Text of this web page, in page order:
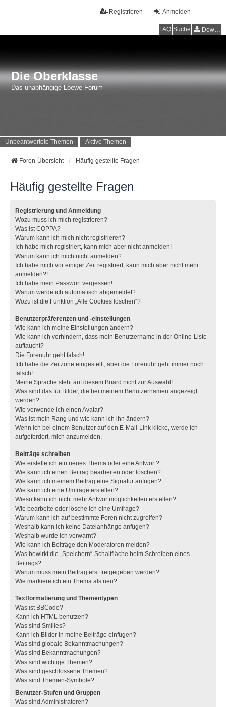
Anmelden
Registrieren
FAQ Suche Downloads
Die Oberklasse
Das unabhängige Loewe Forum
Unbeantwortete Themen Aktive Themen
Foren-Übersicht Häufig gestellte Fragen
Häufig gestellte Fragen
Registrierung und Anmeldung
Wozu muss ich mich registrieren?
Was ist COPPA?
Warum kann ich mich nicht registrieren?
Ich habe mich registriert, kann mich aber nicht anmelden!
Warum kann ich mich nicht anmelden?
Ich habe mich vor einiger Zeit registriert, kann mich aber nicht mehr
anmelden?!
Ich habe mein Passwort vergessen!
Warum werde ich automatisch abgemeldet?
Wozu ist die Funktion „Alle Cookies löschen“?
Benutzerpräferenzen und -einstellungen
Wie kann ich meine Einstellungen ändern?
Wie kann ich verhindern, dass mein Benutzername in der Online-Liste
auftaucht?
Die Forenuhr geht falsch!
Ich habe die Zeitzone eingestellt, aber die Forenuhr geht immer noch
falsch!
Meine Sprache steht auf diesem Board nicht zur Auswahl!
Was sind das für Bilder, die bei meinem Benutzernamen angezeigt
werden?
Wie verwende ich einen Avatar?
Was ist mein Rang und wie kann ich ihn ändern?
Wenn ich bei einem Benutzer auf den E-Mail-Link klicke, werde ich
aufgefordert, mich anzumelden.
Beiträge schreiben
Wie erstelle ich ein neues Thema oder eine Antwort?
Wie kann ich einen Beitrag bearbeiten oder löschen?
Wie kann ich meinem Beitrag eine Signatur anfügen?
Wie kann ich eine Umfrage erstellen?
Wieso kann ich nicht mehr Antwortmöglichkeiten erstellen?
Wie bearbeite oder lösche ich eine Umfrage?
Warum kann ich auf bestimmte Foren nicht zugreifen?
Weshalb kann ich keine Dateianhänge anfügen?
Weshalb wurde ich verwarnt?
Wie kann ich Beiträge den Moderatoren melden?
Was bewirkt die „Speichern“-Schaltfläche beim Schreiben eines
Beitrags?
Warum muss mein Beitrag erst freigegeben werden?
Wie markiere ich ein Thema als neu?
Textformatierung und Thementypen
Was ist BBCode?
Kann ich HTML benutzen?
Was sind Smilies?
Kann ich Bilder in meine Beiträge einfügen?
Was sind globale Bekanntmachungen?
Was sind Bekanntmachungen?
Was sind wichtige Themen?
Was sind geschlossene Themen?
Was sind Themen-Symbole?
Benutzer-Stufen und Gruppen
Was sind Administratoren?